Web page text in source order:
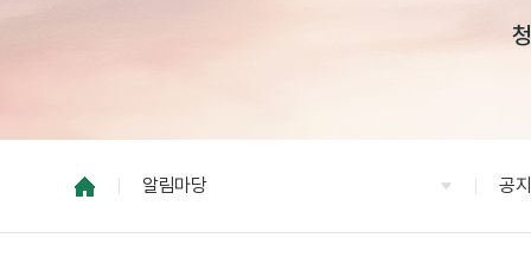
알림마당 공